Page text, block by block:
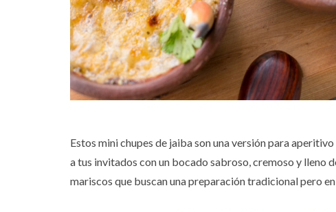
Estos mini chupes de jaiba son una versión para
a tus invitados con un bocado sabroso, cremoso y lleno
mariscos que buscan una preparación tradicional pero